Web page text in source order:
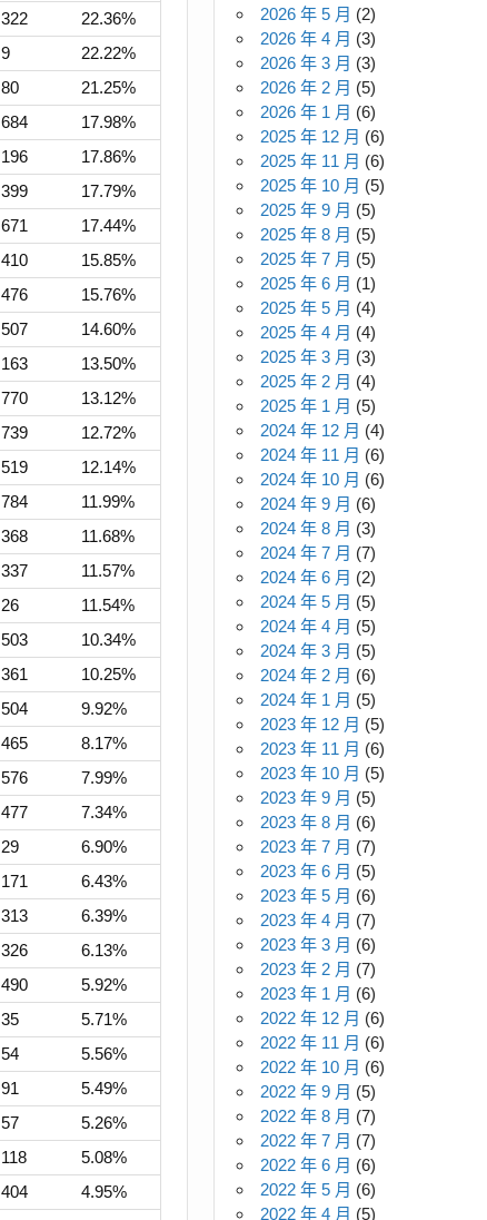
322
22.36%
9
22.22%
80
21.25%
684
17.98%
196
17.86%
399
17.79%
671
17.44%
410
15.85%
476
15.76%
507
14.60%
163
13.50%
770
13.12%
739
12.72%
519
12.14%
784
11.99%
368
11.68%
337
11.57%
26
11.54%
503
10.34%
361
10.25%
504
9.92%
465
8.17%
576
7.99%
477
7.34%
29
6.90%
171
6.43%
313
6.39%
326
6.13%
490
5.92%
35
5.71%
54
5.56%
91
5.49%
57
5.26%
118
5.08%
404
4.95%
2026 年 5 月 (2)
2026 年 4 月 (3)
2026 年 3 月 (3)
2026 年 2 月 (5)
2026 年 1 月 (6)
2025 年 12 月 (6)
2025 年 11 月 (6)
2025 年 10 月 (5)
2025 年 9 月 (5)
2025 年 8 月 (5)
2025 年 7 月 (5)
2025 年 6 月 (1)
2025 年 5 月 (4)
2025 年 4 月 (4)
2025 年 3 月 (3)
2025 年 2 月 (4)
2025 年 1 月 (5)
2024 年 12 月 (4)
2024 年 11 月 (6)
2024 年 10 月 (6)
2024 年 9 月 (6)
2024 年 8 月 (3)
2024 年 7 月 (7)
2024 年 6 月 (2)
2024 年 5 月 (5)
2024 年 4 月 (5)
2024 年 3 月 (5)
2024 年 2 月 (6)
2024 年 1 月 (5)
2023 年 12 月 (5)
2023 年 11 月 (6)
2023 年 10 月 (5)
2023 年 9 月 (5)
2023 年 8 月 (6)
2023 年 7 月 (7)
2023 年 6 月 (5)
2023 年 5 月 (6)
2023 年 4 月 (7)
2023 年 3 月 (6)
2023 年 2 月 (7)
2023 年 1 月 (6)
2022 年 12 月 (6)
2022 年 11 月 (6)
2022 年 10 月 (6)
2022 年 9 月 (5)
2022 年 8 月 (7)
2022 年 7 月 (7)
2022 年 6 月 (6)
2022 年 5 月 (6)
2022 年 4 月 (5)